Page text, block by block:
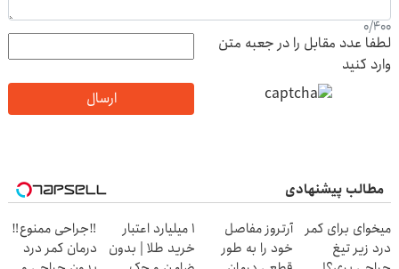
0/400
لطفا عدد مقابل را در جعبه متن
وارد کنید
ارسال
مطالب پیشنهادی
میخوای برای کمر
درد زیر تیغ
آرتروز مفاصل
خود را به طور
۱ میلیارد اعتبار
خرید طلا | بدون
‼️جراحی ممنوع‼️
درمان کمر درد